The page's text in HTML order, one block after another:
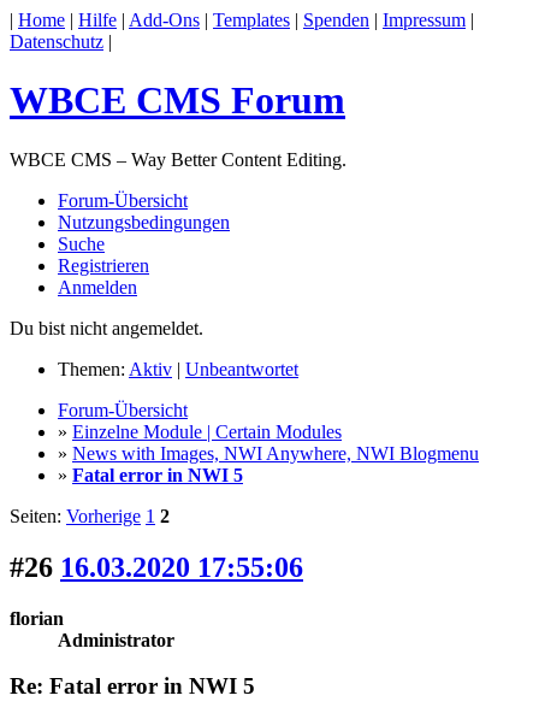
| Home | Hilfe | Add-Ons | Templates | Spenden | Impressum |
Datenschutz |
WBCE CMS Forum
WBCE CMS – Way Better Content Editing.
Forum-Übersicht
Nutzungsbedingungen
Suche
Registrieren
Anmelden
Du bist nicht angemeldet.
Themen: Aktiv | Unbeantwortet
Forum-Übersicht
» Einzelne Module | Certain Modules
» News with Images, NWI Anywhere, NWI Blogmenu
» Fatal error in NWI 5
Seiten: Vorherige 1 2
#26 16.03.2020 17:55:06
florian
Administrator
Re: Fatal error in NWI 5